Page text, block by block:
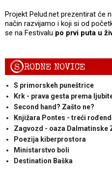
Projekt Pelud.net prezentirat će
način razvijamo i koji si od
se na Festivalu po prvi puta u
SRODNE NOVICE
S primorskeh puneštrice
Krk - prava gesta prema
Second hand? Zašto ne?
Knjižara Pontes - treći
Zagvozd - oaza Dalmatinske
Poezija kiberprostora
Ministarstvo boli
Destination Baška